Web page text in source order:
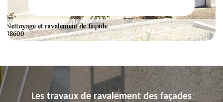
Les travaux de ravalement des façades